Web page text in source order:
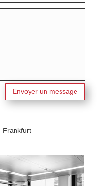
Envoyer un message